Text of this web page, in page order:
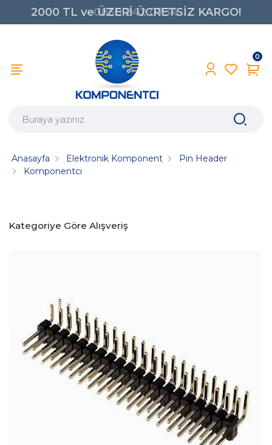
2000 TL ve ÜZERİ ÜCRETSİZ KARGO!
0850 242 0734
0
Anasayfa Elektronik Komponent
Pin Header
Komponentci
Kategoriye Göre Alışveriş